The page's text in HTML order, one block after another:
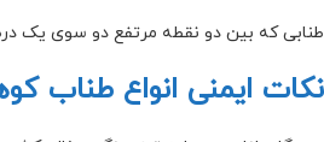
طنابی که بین دو نقطه مرتفع دو سوی یک
نکات ایمنی انواع طناب